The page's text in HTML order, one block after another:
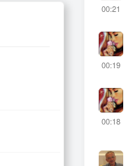
00:21
00:19
00:18